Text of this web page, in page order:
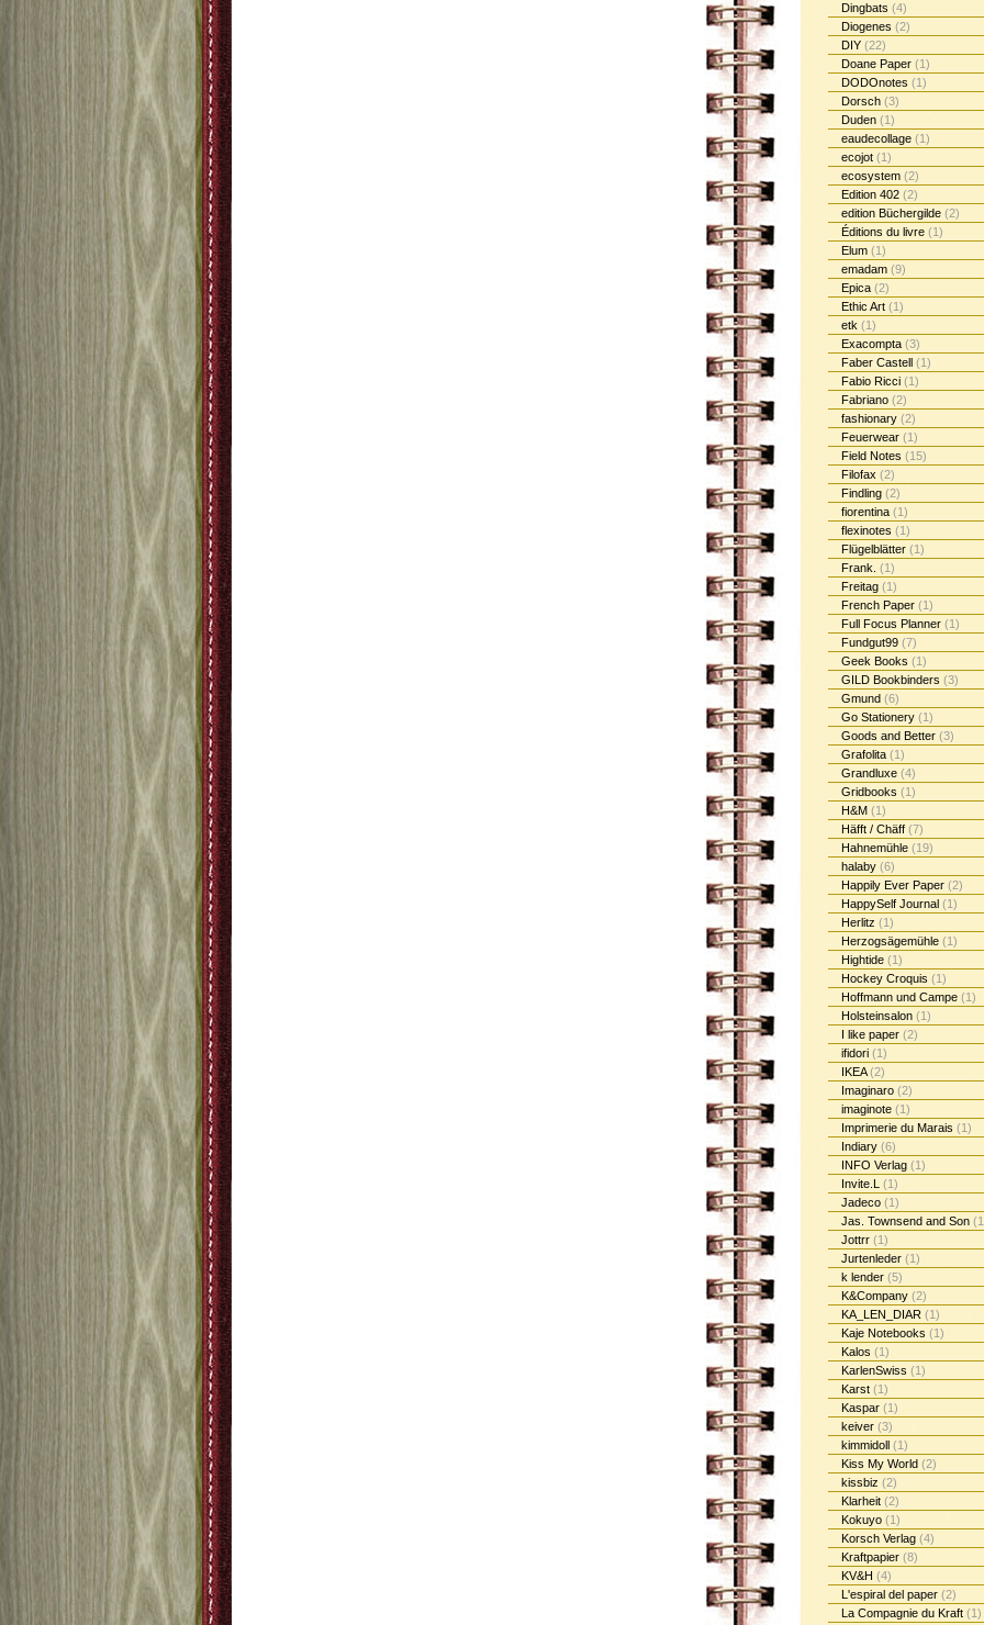
Dingbats (4)
Diogenes (2)
DIY (22)
Doane Paper (1)
DODOnotes (1)
Dorsch (3)
Duden (1)
eaudecollage (1)
ecojot (1)
ecosystem (2)
Edition 402 (2)
edition Büchergilde (2)
Éditions du livre (1)
Elum (1)
emadam (9)
Epica (2)
Ethic Art (1)
etk (1)
Exacompta (3)
Faber Castell (1)
Fabio Ricci (1)
Fabriano (2)
fashionary (2)
Feuerwear (1)
Field Notes (15)
Filofax (2)
Findling (2)
fiorentina (1)
flexinotes (1)
Flügelblätter (1)
Frank. (1)
Freitag (1)
French Paper (1)
Full Focus Planner (1)
Fundgut99 (7)
Geek Books (1)
GILD Bookbinders (3)
Gmund (6)
Go Stationery (1)
Goods and Better (3)
Grafolita (1)
Grandluxe (4)
Gridbooks (1)
H&M (1)
Häfft / Chäff (7)
Hahnemühle (19)
halaby (6)
Happily Ever Paper (2)
HappySelf Journal (1)
Herlitz (1)
Herzogsägemühle (1)
Hightide (1)
Hockey Croquis (1)
Hoffmann und Campe (1)
Holsteinsalon (1)
I like paper (2)
ifidori (1)
IKEA(2)
Imaginaro (2)
imaginote (1)
Imprimerie du Marais (1)
Indiary (6)
INFO Verlag (1)
Invite.L (1)
Jadeco (1)
Jas. Townsend and Son
Jottrr (1)
Jurtenleder (1)
k lender (5)
K&Company (2)
KA_LEN_DIAR (1)
Kaje Notebooks (1)
Kalos (1)
KarlenSwiss (1)
Karst (1)
Kaspar (1)
keiver (3)
kimmidoll (1)
Kiss My World (2)
kissbiz (2)
Klarheit (2)
Kokuyo (1)
Korsch Verlag (4)
Kraftpapier (8)
KV&H (4)
L'espiral del paper (2)
La Compagnie du Kraft (1)